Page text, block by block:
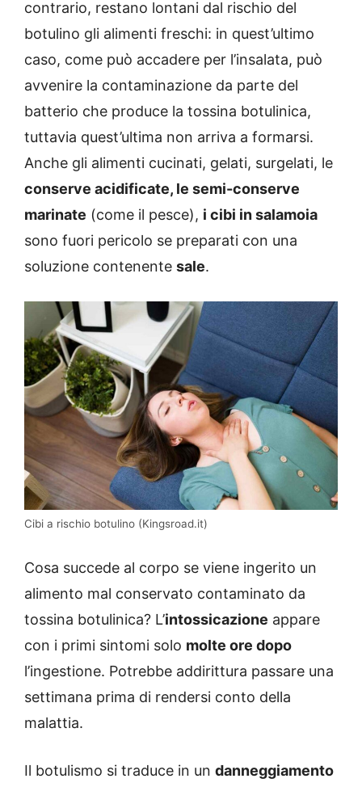
contrario, restano lontani dal rischio del
botulino gli alimenti freschi: in quest’ultimo
caso, come può accadere per l’insalata, può
avvenire la contaminazione da parte del
batterio che produce la tossina botulinica,
tuttavia quest’ultima non arriva a formarsi.
Anche gli alimenti cucinati, gelati, surgelati, le
conserve acidificate, le semi-conserve
marinate (come il pesce), i cibi in salamoia
sono fuori pericolo se preparati con una
soluzione contenente sale.
Cibi a rischio botulino (Kingsroad.it)
Cosa succede al corpo se viene ingerito un
alimento mal conservato contaminato da
tossina botulinica? L’intossicazione appare
con i primi sintomi solo molte ore dopo
l’ingestione. Potrebbe addirittura passare una
settimana prima di rendersi conto della
malattia.
Il botulismo si traduce in un danneggiamento